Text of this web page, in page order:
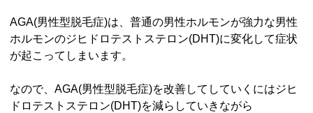
AGA(男性型脱毛症)は、普通の男性ホルモンが強力な男性
ホルモンのジヒドロテストステロン(DHT)に変化して症状
が起こってしまいます。
なので、AGA(男性型脱毛症)を改善してしていくにはジヒ
ドロテストステロン(DHT)を減らしていきながら